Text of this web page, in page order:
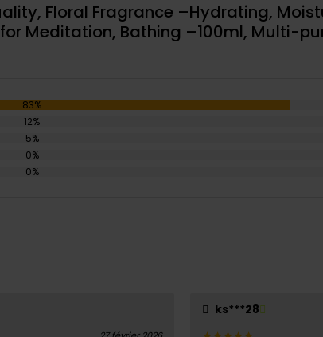
Floral Fragrance –Hydrating,
Meditation, Bathing –100ml, Multi-
83%
12%
5%
0%
0%
ks***28